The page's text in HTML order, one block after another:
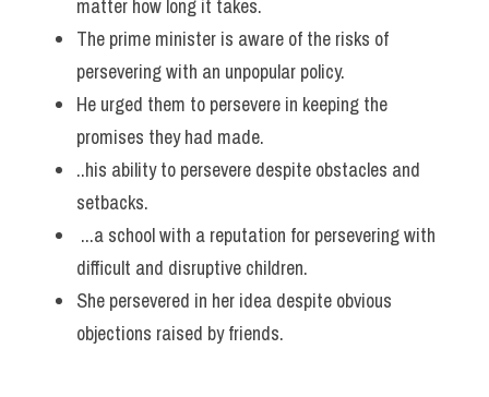
matter how long it takes.
The prime minister is aware of the risks of
persevering with an unpopular policy.
He urged them to persevere in keeping the
promises they had made.
..his ability to persevere despite obstacles and
setbacks.
...a school with a reputation for persevering with
difficult and disruptive children.
She persevered in her idea despite obvious
objections raised by friends.